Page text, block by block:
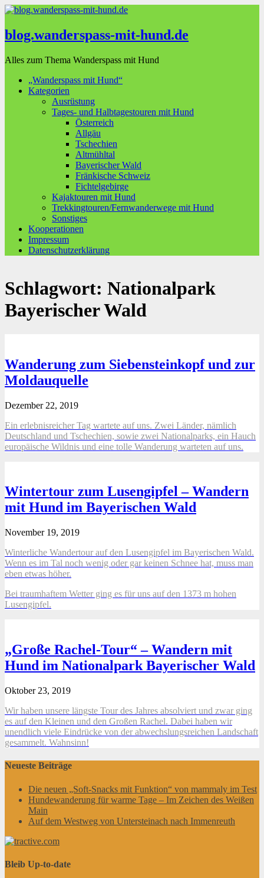
blog.wanderspass-mit-hund.de
Alles zum Thema Wanderspass mit Hund
„Wanderspass mit Hund“
Kategorien
Ausrüstung
Tages- und Halbtagestouren mit Hund
Österreich
Allgäu
Tschechien
Altmühltal
Bayerischer Wald
Fränkische Schweiz
Fichtelgebirge
Kajaktouren mit Hund
Trekkingtouren/Fernwanderwege mit Hund
Sonstiges
Kooperationen
Impressum
Datenschutzerklärung
Schlagwort: Nationalpark
Bayerischer Wald
Wanderung zum Siebensteinkopf und zur
Moldauquelle
Dezember 22, 2019
Ein erlebnisreicher Tag wartete auf uns. Zwei Länder, nämlich
Deutschland und Tschechien, sowie zwei Nationalparks, ein Hauch
europäische Wildnis und eine tolle Wanderung warteten auf uns.
Wintertour zum Lusengipfel – Wandern
mit Hund im Bayerischen Wald
November 19, 2019
Winterliche Wandertour auf den Lusengipfel im Bayerischen Wald.
Wenn es im Tal noch wenig oder gar keinen Schnee hat, muss man
eben etwas höher.
Bei traumhaftem Wetter ging es für uns auf den 1373 m hohen
Lusengipfel.
„Große Rachel-Tour“ – Wandern mit
Hund im Nationalpark Bayerischer Wald
Oktober 23, 2019
Wir haben unsere längste Tour des Jahres absolviert und zwar ging
es auf den Kleinen und den Großen Rachel. Dabei haben wir
unendlich viele Eindrücke von der abwechslungsreichen Landschaft
gesammelt. Wahnsinn!
Neueste Beiträge
Die neuen „Soft-Snacks mit Funktion“ von mammaly im Test
Hundewanderung für warme Tage – Im Zeichen des Weißen
Main
Auf dem Westweg von Untersteinach nach Immenreuth
Bleib Up-to-date